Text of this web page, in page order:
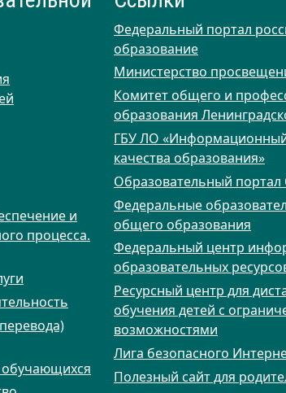
и
процесса.
Федеральный портал
образование
Министерство
Комитет общего и
образования
ГБУ ЛО
качества образования»
Образовательный портал
Федеральные
общего образования
Федеральный центр
образовательных
Ресурсный центр для
обучения детей с
возможностями
Лига безопасного
Полезный сайт для